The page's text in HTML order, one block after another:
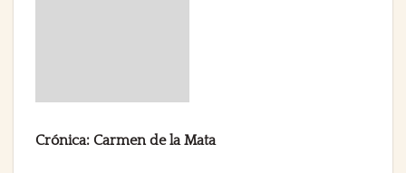
Crónica: Carmen de la Mata